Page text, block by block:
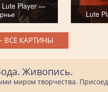
Lute Player —
Lute
ВСЕ КАРТИНЫ
Живопись.
миром творчества.